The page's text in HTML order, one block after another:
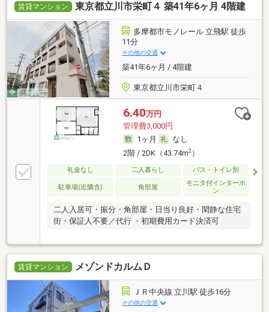
賃貸マンション 東京都立川市栄町４ 築41年6ヶ月 4階建
多摩都市モノレール 立飛駅 徒歩
11分
その他の交通
築41年6ヶ月 / 4階建
東京都立川市栄町４
6.40万円
管理費3,000円
1ヶ月
なし
2階 / 2DK（43.74m2）
礼金なし 二人暮らし バス・トイレ別
駐車場(近隣含) 角部屋
モニタ付インターホ
ン
二人入居可・振分・角部屋・日当り良好・閑静な住宅
街・保証人不要／代行 ・初期費用カード決済可
賃貸マンション メゾンドカルムＤ
ＪＲ中央線 立川駅 徒歩16分
その他の交通